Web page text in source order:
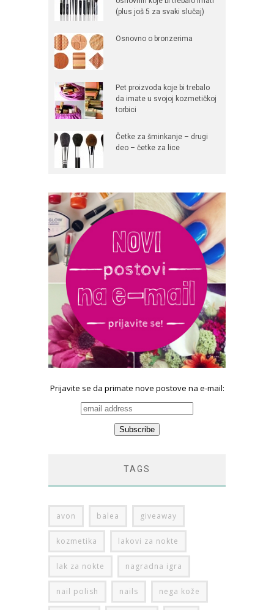
(plus još 5 za svaki slučaj)
Osnovno o bronzerima
Pet proizvoda koje bi trebalo
da imate u svojoj kozmetičkoj
torbici
Četke za šminkanje – drugi
deo – četke za lice
Prijavite se da primate nove postove na e-mail:
TAGS
avon balea giveaway
kozmetika lakovi za nokte
lak za nokte nagradna igra
nail polish nails nega kože